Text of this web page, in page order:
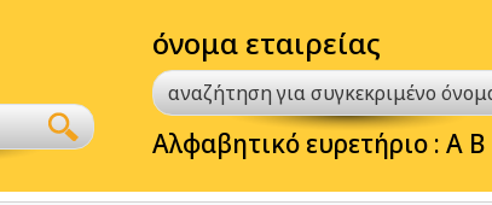
όνομα εταιρείας
Αλφαβητικό ευρετήριο : Α Β